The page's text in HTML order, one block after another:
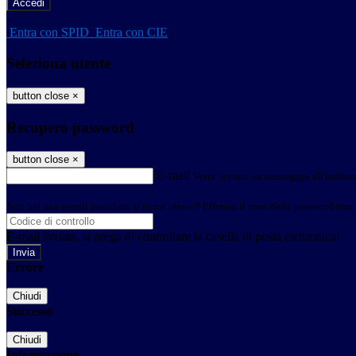
-
Entra con SPID Entra con CIE
Seleziona utente
button close ×
Recupero password
button close ×
E-mail Verrà inviato un messaggio
Non hai una e-mail associata al nome utente? Effettua il reset della password
E-mail inviata, si prega di controllare la casella di posta elettronica!
Errore
Chiudi
Successo
Chiudi